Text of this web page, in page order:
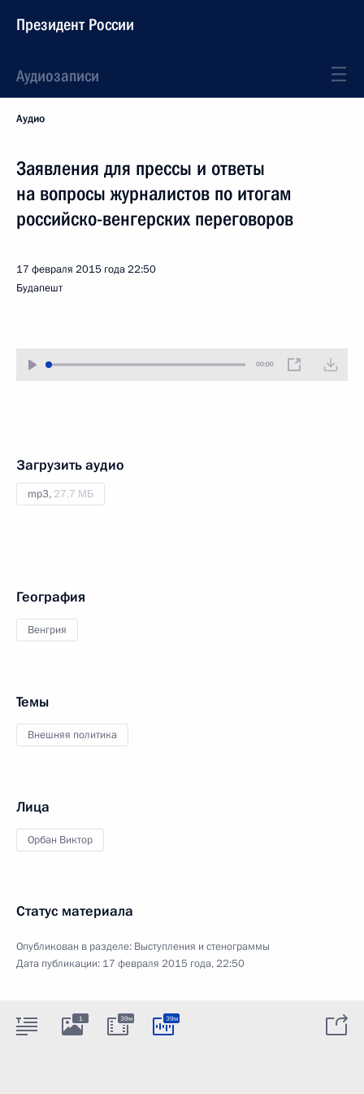
Президент России
Аудиозаписи
Аудио
Заявления для прессы и ответы
на вопросы журналистов по итогам
российско-венгерских переговоров
17 февраля 2015 года22:50
Будапешт
00:00
Загрузить аудио
mp3, 27.7 МБ
География
Венгрия
Темы
Внешняя политика
Лица
Орбан Виктор
Статус материала
Опубликован в разделе: Выступления и стенограммы
Дата публикации: 17 февраля 2015 года, 22:50
1 39м 39м